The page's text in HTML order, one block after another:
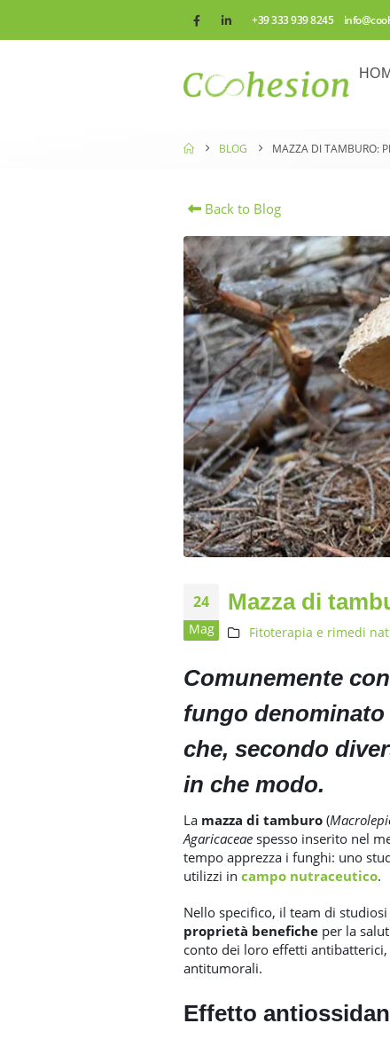
+39 333 939 8245
BLOG MAZZA DI TAMBURO:
Back to Blog
24
Mag
Mazza di
Fitoterapia e rimedi
Comunemente
fungo
che, secondo
in che modo.
La mazza di tamburo (
Agaricaceae spesso inserito nel
tempo apprezza i funghi: uno
utilizzi in campo nutraceutico.
Nello specifico, il team di
proprietà benefiche per la
conto dei loro effetti
antitumorali.
Effetto